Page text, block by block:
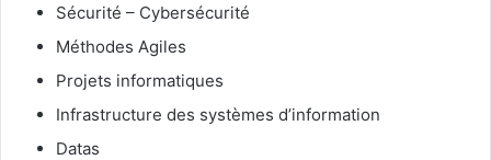
Sécurité – Cybersécurité
Méthodes Agiles
Projets informatiques
Infrastructure des systèmes d’information
Datas